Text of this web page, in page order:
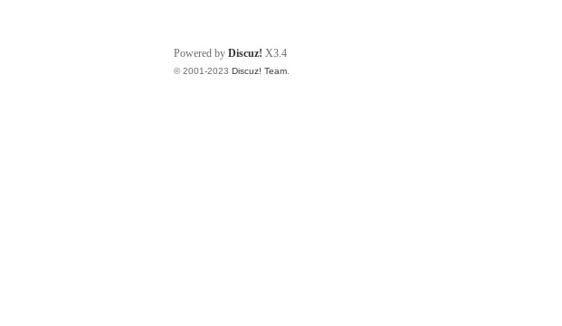
Powered by Discuz! X3.4
© 2001-2023 Discuz! Team